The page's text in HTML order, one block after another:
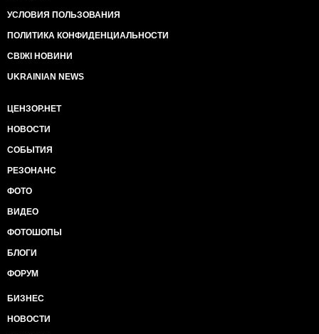
УСЛОВИЯ ПОЛЬЗОВАНИЯ
ПОЛИТИКА КОНФИДЕНЦИАЛЬНОСТИ
СВІЖІ НОВИНИ
UKRAINIAN NEWS
ЦЕНЗОР.НЕТ
НОВОСТИ
СОБЫТИЯ
РЕЗОНАНС
ФОТО
ВИДЕО
ФОТОШОПЫ
БЛОГИ
ФОРУМ
БИЗНЕС
НОВОСТИ